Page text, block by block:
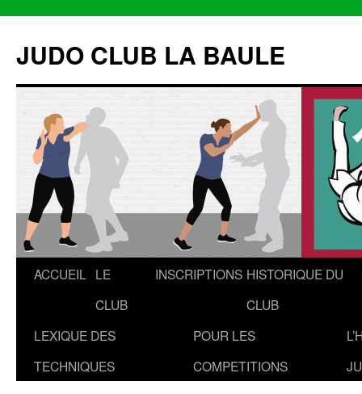
JUDO CLUB LA BAULE
ACCUEIL LE
CLUB
INSCRIPTIONS HISTORIQUE DU
CLUB
LEXIQUE DES
TECHNIQUES
POUR LES
COMPETITIONS